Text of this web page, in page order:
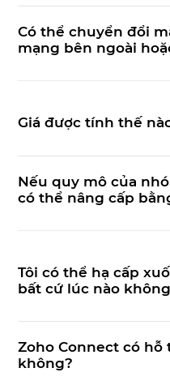
Có thể chuyển đổi
mạng bên ngoài
Giá được tính thế
Nếu quy mô của
có thể nâng cấp
Tôi có thể hạ cấp
bất cứ lúc nào
Zoho Connect có
không?